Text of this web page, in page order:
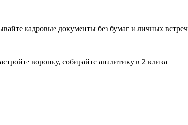
кадровые документы без бумаг и личных встреч
воронку, собирайте аналитику в 2 клика